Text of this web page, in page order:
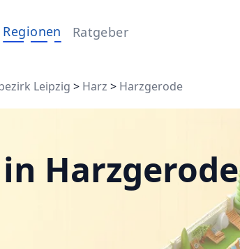
Regionen Ratgeber
Leipzig > Harz > Harzgerode
Harzgerode